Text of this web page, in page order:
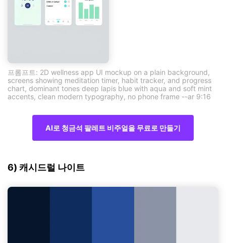
프롬프트: 2D wellness app UI mockup on a plain background,
screens showing meditation timer, habit tracker, and progress
chart, dominant tones deep lapis blue with aqua and soft mint
accents, clean modern typography, no phone frame --ar 9:16
AI로 청금석 팔레트 비주얼을 무료로 만들기
6) 캐시드럴 나이트